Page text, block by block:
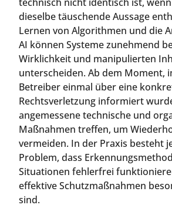
dieselbe täuschende Aussage
Lernen von Algorithmen und die
AI können Systeme zunehmend
Wirklichkeit und manipulierten
unterscheiden. Ab dem Moment,
Betreiber einmal über eine
Rechtsverletzung informiert
angemessene technische und
Maßnahmen treffen, um
vermeiden. In der Praxis besteht
Problem, dass
Situationen fehlerfrei
effektive Schutzmaßnahmen
sind.